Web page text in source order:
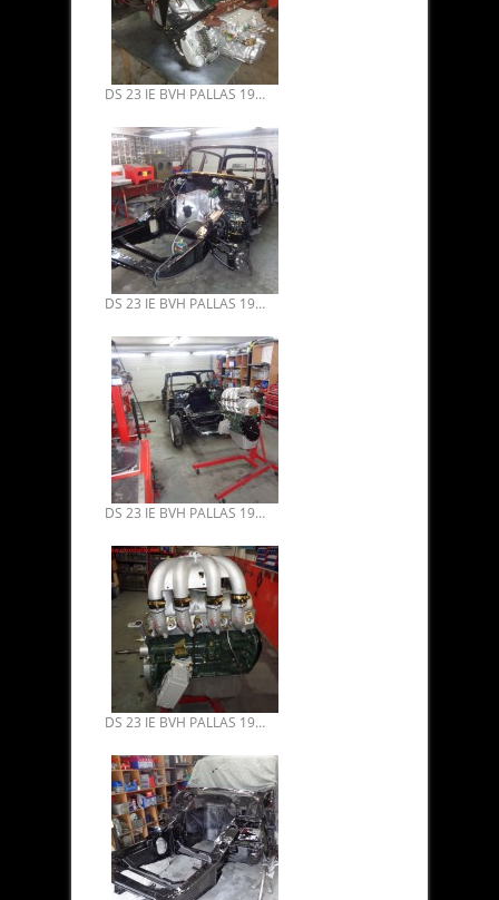
DS 23 IE BVH PALLAS 1974 RESTAURATION 06.
DS 23 IE BVH PALLAS 1974 RESTAURATION 05
DS 23 IE BVH PALLAS 1974 RESTAURATION 04
DS 23 IE BVH PALLAS 1974 RESTAURATION 03